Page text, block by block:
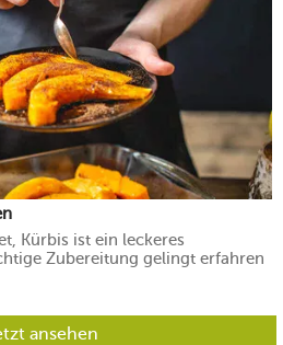
Kürbis ist ein leckeres
Zubereitung gelingt erfahren
ansehen